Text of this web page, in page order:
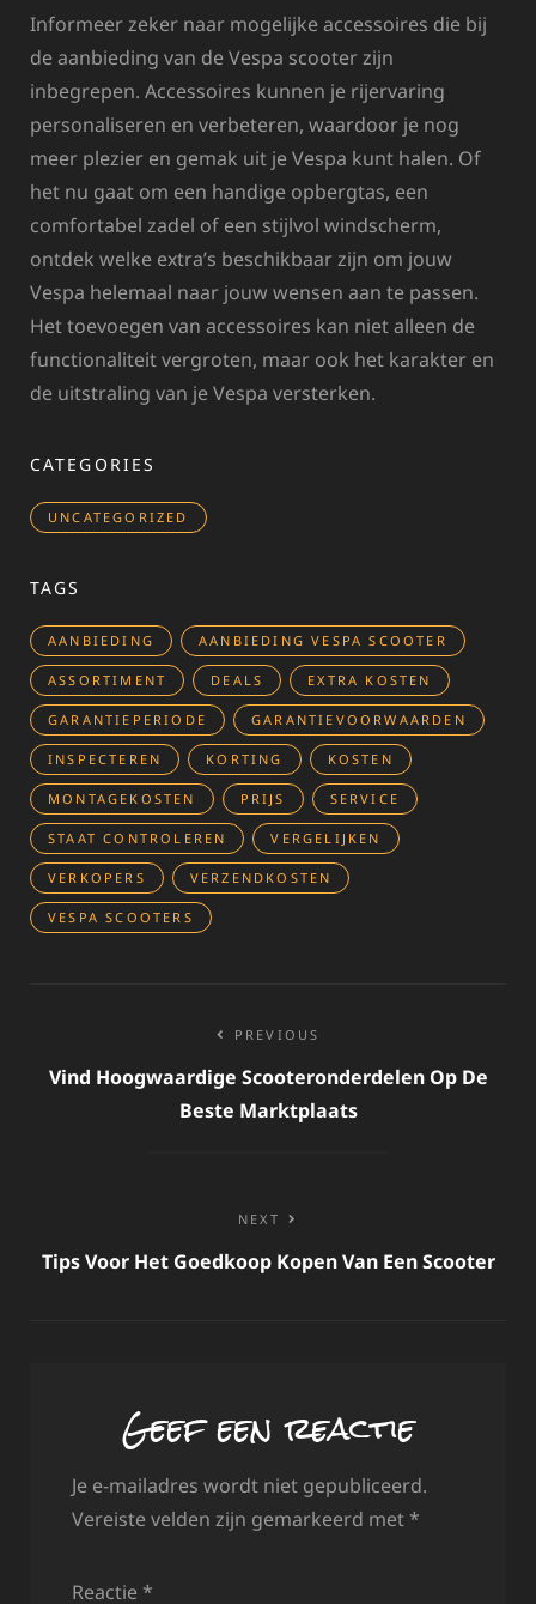
Informeer zeker naar mogelijke accessoires die bij
de aanbieding van de Vespa scooter zijn
inbegrepen. Accessoires kunnen je rijervaring
personaliseren en verbeteren, waardoor je nog
meer plezier en gemak uit je Vespa kunt halen. Of
het nu gaat om een handige opbergtas, een
comfortabel zadel of een stijlvol windscherm,
ontdek welke extra’s beschikbaar zijn om jouw
Vespa helemaal naar jouw wensen aan te passen.
Het toevoegen van accessoires kan niet alleen de
functionaliteit vergroten, maar ook het karakter en
de uitstraling van je Vespa versterken.
CATEGORIES
UNCATEGORIZED
TAGS
AANBIEDING AANBIEDING VESPA SCOOTER
ASSORTIMENT DEALS EXTRA KOSTEN
GARANTIEPERIODE GARANTIEVOORWAARDEN
INSPECTEREN KORTING KOSTEN
MONTAGEKOSTEN PRIJS SERVICE
STAAT CONTROLEREN VERGELIJKEN
VERKOPERS VERZENDKOSTEN
VESPA SCOOTERS
navigatie
PREVIOUS
Vind Hoogwaardige Scooteronderdelen Op De
Beste Marktplaats
NEXT
Tips Voor Het Goedkoop Kopen Van Een Scooter
Geef een reactie
Je e-mailadres wordt niet gepubliceerd.
Vereiste velden zijn gemarkeerd met *
Reactie *